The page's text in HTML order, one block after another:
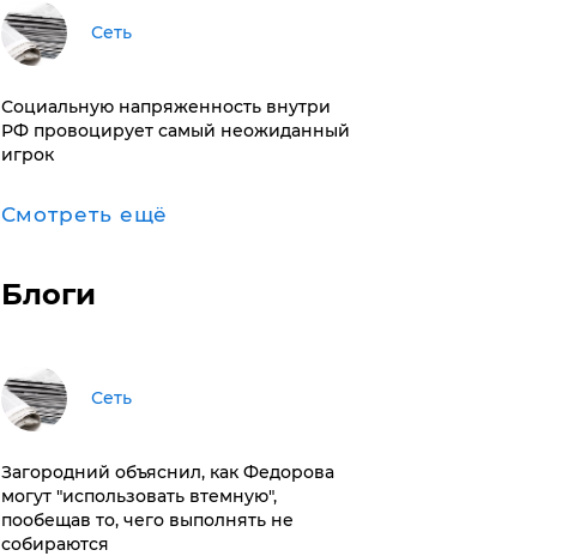
Сеть
Социальную напряженность внутри
РФ провоцирует самый неожиданный
игрок
Смотреть ещё
Блоги
Сеть
Загородний объяснил, как Федорова
могут "использовать втемную",
пообещав то, чего выполнять не
собираются